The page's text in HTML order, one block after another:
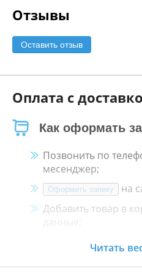
Отзывы
Оставить отзыв
Оплата с
Как оформать
Позвонить по
месенджер;
Оформить заявку
на
Добавить товар в
данные;
Менеджер свяжется
Читать